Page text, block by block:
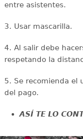
entre asistentes.
3. Usar mascarilla.
4. Al salir debe
respetando la
5. Se recomienda el
del pago.
ASÍ TE LO